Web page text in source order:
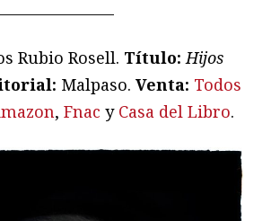
Rubio Rosell. Título: Hijos
Malpaso. Venta: Todos
, Fnac y Casa del Libro.